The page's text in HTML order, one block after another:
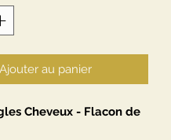
Ajouter au panier
Cheveux - Flacon de